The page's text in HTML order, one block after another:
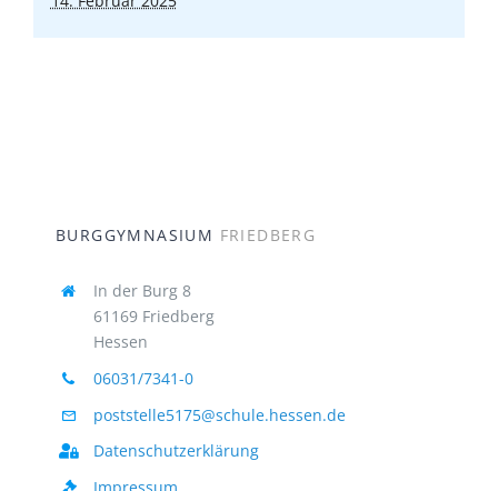
BURGGYMNASIUM FRIEDBERG
In der Burg 8
61169 Friedberg
Hessen
06031/7341-0
poststelle5175@schule.hessen.de
Datenschutzerklärung